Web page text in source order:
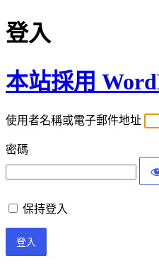
登入
本站採用
使用者名稱或電子郵件地址
密碼
保持登入